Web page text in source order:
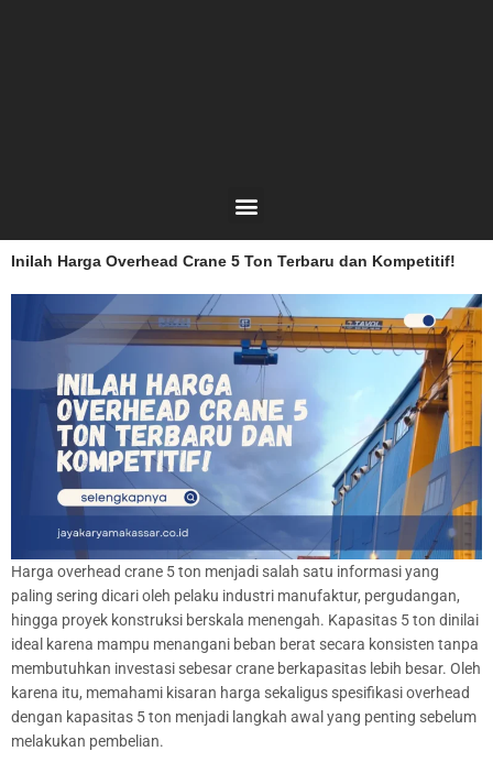
Menu
Inilah Harga Overhead Crane 5 Ton Terbaru dan Kompetitif!
Harga overhead crane 5 ton menjadi salah satu informasi yang
paling sering dicari oleh pelaku industri manufaktur, pergudangan,
hingga proyek konstruksi berskala menengah. Kapasitas 5 ton dinilai
ideal karena mampu menangani beban berat secara konsisten tanpa
membutuhkan investasi sebesar crane berkapasitas lebih besar. Oleh
karena itu, memahami kisaran harga sekaligus spesifikasi overhead
dengan kapasitas 5 ton menjadi langkah awal yang penting sebelum
melakukan pembelian.